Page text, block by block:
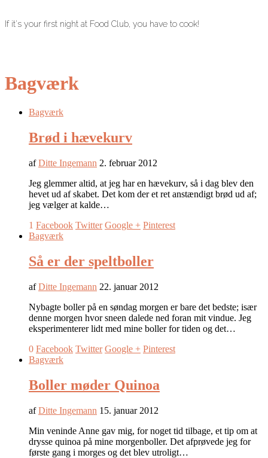
If it's your first night at Food Club, you have to cook!
Bagværk
Bagværk
Brød i hævekurv
afDitte Ingemann 2. februar 2012
Jeg glemmer altid, at jeg har en hævekurv, så i dag blev den
hevet ud af skabet. Det kom der et ret anstændigt brød ud af;
jeg vælger at kalde…
1 Facebook Twitter Google + Pinterest
Bagværk
Så er der speltboller
afDitte Ingemann 22. januar 2012
Nybagte boller på en søndag morgen er bare det bedste; især
denne morgen hvor sneen dalede ned foran mit vindue. Jeg
eksperimenterer lidt med mine boller for tiden og det…
0 Facebook Twitter Google + Pinterest
Bagværk
Boller møder Quinoa
afDitte Ingemann 15. januar 2012
Min veninde Anne gav mig, for noget tid tilbage, et tip om at
drysse quinoa på mine morgenboller. Det afprøvede jeg for
første gang i morges og det blev utroligt…